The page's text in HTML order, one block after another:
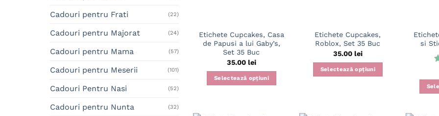
Cadouri pentru Frati (22)
Cadouri pentru Majorat (24)
Cadouri pentru Mama (57)
Cadouri pentru Meserii (101)
Cadouri Pentru Nasi (52)
Cadouri pentru Nunta (32)
Etichete Cupcakes, Casa
de Papusi a lui Gaby’s,
Set 35 Buc
35.00 lei
Selectează opțiuni
Etichete Cupcakes,
Roblox, Set 35 Buc
35.00 lei
Selectează opțiuni
si